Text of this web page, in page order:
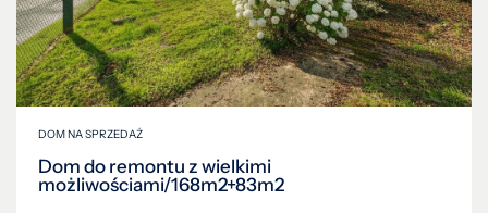
DOM NA SPRZEDAŻ
Dom do remontu z wielkimi
możliwościami/168m2+83m2